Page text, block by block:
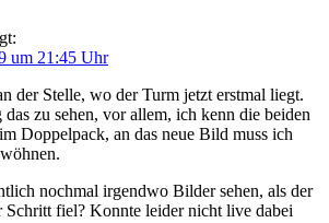
um 21:45 Uhr
der Stelle, wo der Turm jetzt erstmal liegt.
das zu sehen, vor allem, ich kenn die beiden
Doppelpack, an das neue Bild muss ich
nochmal irgendwo Bilder sehen, als der
Schritt fiel? Konnte leider nicht live dabei